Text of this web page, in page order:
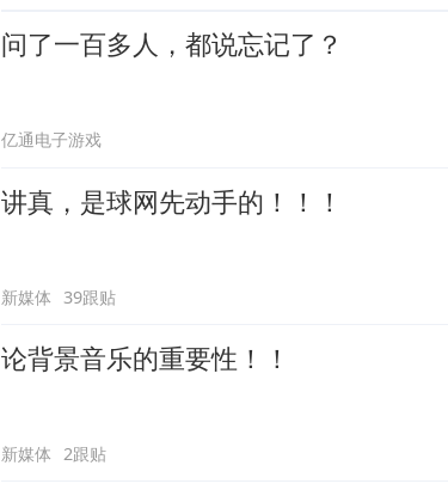
问了一百多人，都说忘记了？
亿通电子游戏
讲真，是球网先动手的！！！
新媒体 39跟贴
论背景音乐的重要性！！
新媒体 2跟贴